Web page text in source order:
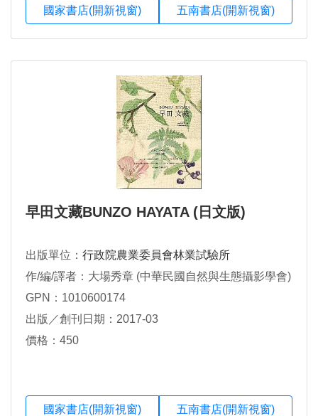
國家書店(開新視窗) 五南書店(開新視窗)
早田文藏BUNZO HAYATA (日文版)
出版單位： 行政院農業委員會林業試驗所
作/編/譯者：大場秀章 (中華民國自然與生態攝影學會)
GPN：1010600174
出版／創刊日期：2017-03
價格：450
國家書店(開新視窗) 五南書店(開新視窗)